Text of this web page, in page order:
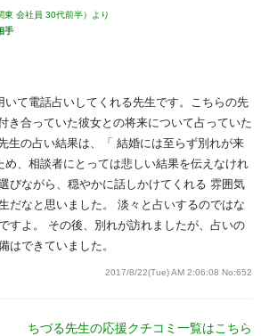
東 会社員 30代前半）より
手
いて電話占いしてくれる先生です。こちらの先
き合っていた彼女との将来について占っていた
生の占い結果は、「 結婚には至らず別れが来
め、相談者にとっては悲しい結果を伝えなけれ
びながら、穏やかに話しかけてくれる 雰囲気
だなと思いました。 淡々と占いするのではな
すよ。 その後、別れが訪れましたが、占いの
はできていました。
2017/8/22(Tue) AM 2:06:08 No:652
ちづる先生の応援クチコミ一覧はこちら